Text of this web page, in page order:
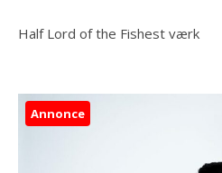
Half Lord of the Fishest værk
Annonce